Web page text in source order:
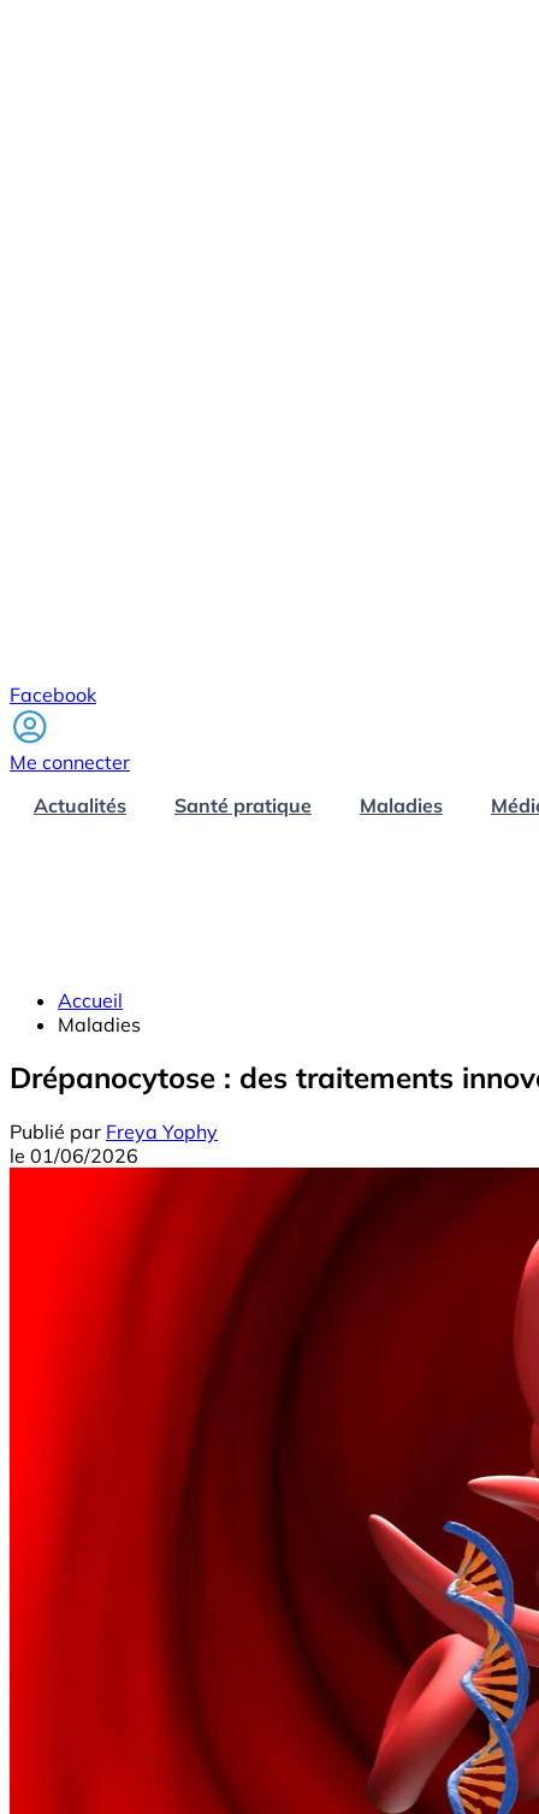
Facebook
Me connecter
Actualités
Santé pratique Maladies
Accueil
Maladies
Drépanocytose : des traitements
Publié par Freya Yophy
le 01/06/2026